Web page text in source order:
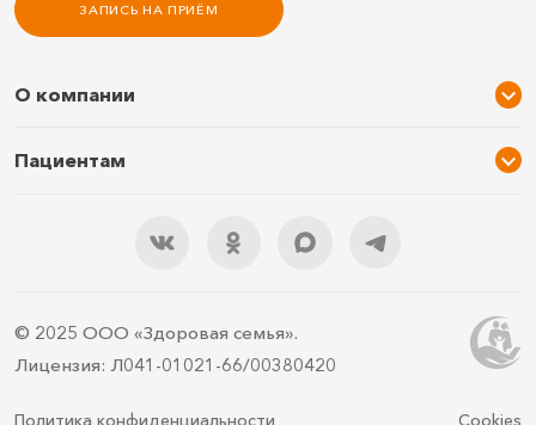
ЗАПИСЬ НА ПРИЁМ
О компании
Услуги и цены
Контакты
Пациентам
Подарочный сертификат
Правила подготовки
ДМС
© 2025 ООО «Здоровая семья».
Лицензия: Л041-01021-66/00380420
Политика конфиденциальности Cookies